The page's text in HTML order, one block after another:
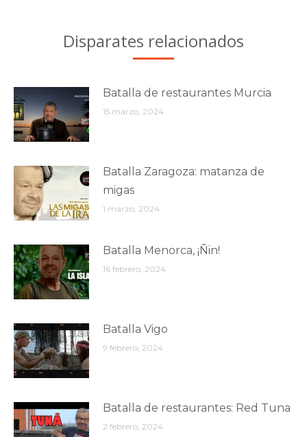
Disparates relacionados
Batalla de restaurantes Murcia
15 marzo, 2024
Batalla Zaragoza: matanza de
migas
1 marzo, 2024
Batalla Menorca, ¡Ñin!
16 febrero, 2024
Batalla Vigo
9 febrero, 2024
Batalla de restaurantes: Red Tuna
2 febrero, 2024